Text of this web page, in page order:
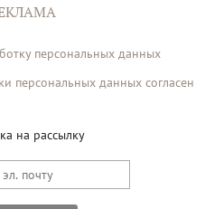
персональных данных
персональных данных согласен
на рассылку